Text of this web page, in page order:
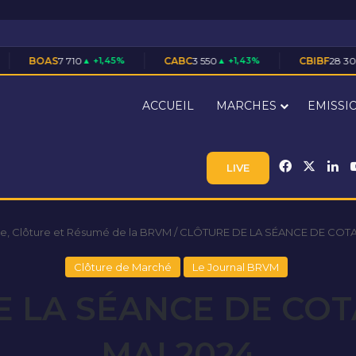
▲ +1,45% CABC3 550 ▲ +1,43% CBIBF28 305 ▲ +0,02%
ACCUEIL MARCHES
LIVE Facebook
Clôture et Résumé de la BRVM / CLÔTURE DE LA SÉANCE DE
Clôture de Marché Le Journal BRVM